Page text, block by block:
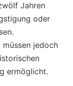
Jahren
oder
jedoch
ermöglicht.